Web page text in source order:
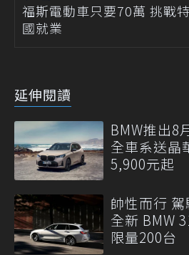
福斯電動車只要70萬 挑戰
國就業
延伸閱讀
BMW推出8
全車系送晶
5,900元起
帥性而行
全新 BMW
限量200台